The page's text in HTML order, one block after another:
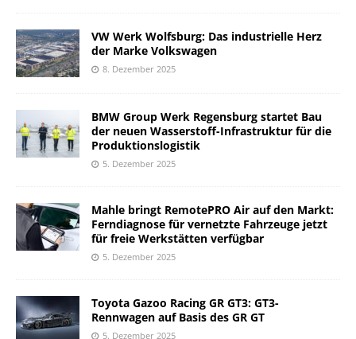
VW Werk Wolfsburg: Das industrielle Herz
der Marke Volkswagen
8. Dezember 2025
BMW Group Werk Regensburg startet Bau
der neuen Wasserstoff-Infrastruktur für die
Produktionslogistik
5. Dezember 2025
Mahle bringt RemotePRO Air auf den Markt:
Ferndiagnose für vernetzte Fahrzeuge jetzt
für freie Werkstätten verfügbar
5. Dezember 2025
Toyota Gazoo Racing GR GT3: GT3-
Rennwagen auf Basis des GR GT
5. Dezember 2025